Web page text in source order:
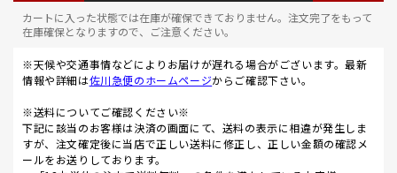
カートに入った状態では在庫が確保できておりません。注文完了をもって
在庫確保となりますので、ご注意ください。
※天候や交通事情などによりお届けが遅れる場合がございます。最新
情報や詳細は佐川急便のホームページからご確認下さい。
※送料についてご確認ください※
下記に該当のお客様は決済の画面にて、送料の表示に相違が発生しま
すが、注文確定後に当店で正しい送料に修正し、正しい金額の確認メ
ールをお送りしております。